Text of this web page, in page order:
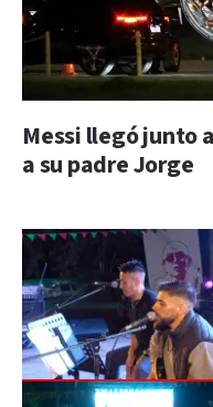
Messi llegó junto
a su padre Jorge